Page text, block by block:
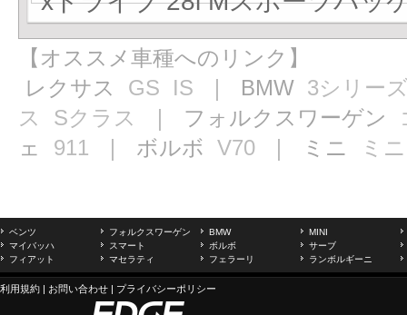
【オススメ車種へのリンク】
レクサス GS IS ｜ BMW 3シリー
ス
Sクラス ｜ フォルクスワーゲン
ェ 911 ｜ ボルボ V70 ｜ ミニ ミニ
ベンツ フォルクスワーゲン BMW
MINI
マイバッハ
スマート ボルボ
サーブ
フィアット
マセラティ フェラーリ ランボルギーニ
利用規約 | お問い合わせ | プライバシーポリシー